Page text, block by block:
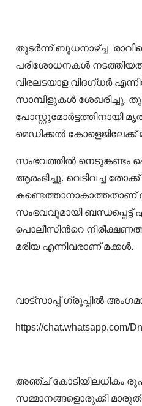
തുടർന്ന് ബുധനാഴ്ച്ച
പരിശോധനകള്‍
വിരലടയാള വിദഗ്ധര്‍
സാമ്പിളുകള്‍ ശേഖരിച്ചു.
പോസ്റ്റുമോര്‍ട്ടത്തിനായി
മെഡിക്കല്‍ കോളെജിലേക്ക്
സംഭവത്തില്‍
ആരംഭിച്ചു. വെടിവച്ച തോക്ക്
കണ്ടെത്താനാകാത്തതാണ്
സംഭവവുമായി ബന്ധപ്പെട്ട്
പൊലീസിന്‍റെ
മരിയ എന്നിവരാണ് മക്കള്‍.
വാട്‌സാപ്പ് ഗ്രൂപ്പിൽ
https://chat.whatsapp.com/
അഞ്ച് കോടിയിലധികം
സമ്മാനങ്ങളൊരുക്കി മാരുതി